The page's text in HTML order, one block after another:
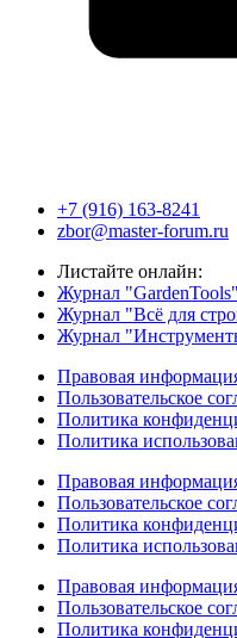
+7 (916) 163-8241
zbor@master-forum.ru
Листайте онлайн:
Журнал "GardenTools"
Журнал "Всё для
Журнал
Правовая
Пользовательское
Политика
Политика
Правовая
Пользовательское
Политика
Политика
Правовая
Пользовательское
Политика